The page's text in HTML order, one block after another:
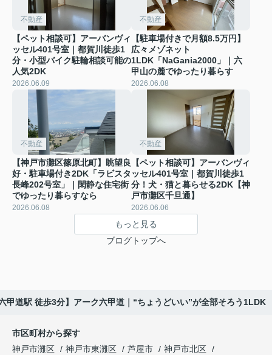
不動産
【ペット相談可】アーバンヴィ
ッセル401号室｜都賀川徒歩1
分・小型バイク駐輪相談可能の
人気2DK
2026.06.09
不動産
【駐車場付きで月額8.5万円】
広々メゾネット
1LDK「NaGania2000」｜六
甲山の麓でゆったり暮らす
2026.06.08
不動産
【神戸市灘区篠原北町】眺望良
好・駐車場付き2DK「ラビスタ
長峰202号室」｜閑静な住宅街
でゆったり暮らすなら
2026.06.08
不動産
【ペット相談可】アーバンヴィ
ッセル401号室｜都賀川徒歩1
分！犬・猫と暮らせる2DK【神
戸市灘区千旦通】
2026.06.06
もっと見る
ブログトップへ
甲道駅 徒歩3分】アーク六甲道｜“ちょうどいい”が全部そろう1LDK
市区町村から探す
神戸市灘区
神戸市東灘区 芦屋市
神戸市北区